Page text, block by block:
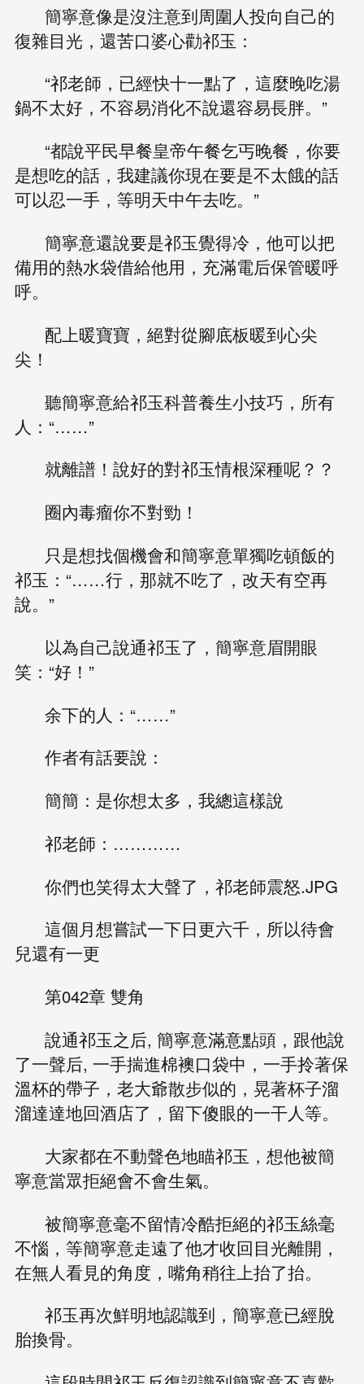
簡寧意像是沒注意到周圍人投向自己的
復雜目光，還苦口婆心勸祁玉：
“祁老師，已經快十一點了，這麼晚吃湯
鍋不太好，不容易消化不說還容易長胖。”
“都說平民早餐皇帝午餐乞丐晚餐，你要
是想吃的話，我建議你現在要是不太餓的話
可以忍一手，等明天中午去吃。”
簡寧意還說要是祁玉覺得冷，他可以把
備用的熱水袋借給他用，充滿電后保管暖呼
呼。
配上暖寶寶，絕對從腳底板暖到心尖
尖！
聽簡寧意給祁玉科普養生小技巧，所有
人：“……”
就離譜！說好的對祁玉情根深種呢？？
圈內毒瘤你不對勁！
只是想找個機會和簡寧意單獨吃頓飯的
祁玉：“……行，那就不吃了，改天有空再
說。”
以為自己說通祁玉了，簡寧意眉開眼
笑：“好！”
余下的人：“……”
作者有話要說：
簡簡：是你想太多，我總這樣說
祁老師：…………
你們也笑得太大聲了，祁老師震怒.JPG
這個月想嘗試一下日更六千，所以待會
兒還有一更
第042章 雙角
說通祁玉之后, 簡寧意滿意點頭，跟他說
了一聲后, 一手揣進棉襖口袋中，一手拎著保
溫杯的帶子，老大爺散步似的，晃著杯子溜
溜達達地回酒店了，留下傻眼的一干人等。
大家都在不動聲色地瞄祁玉，想他被簡
寧意當眾拒絕會不會生氣。
被簡寧意毫不留情冷酷拒絕的祁玉絲毫
不惱，等簡寧意走遠了他才收回目光離開，
在無人看見的角度，嘴角稍往上抬了抬。
祁玉再次鮮明地認識到，簡寧意已經脫
胎換骨。